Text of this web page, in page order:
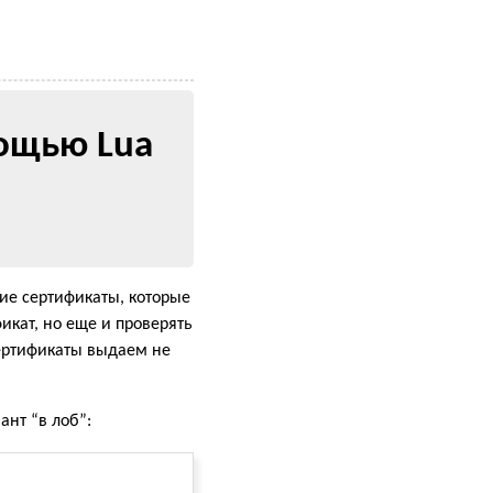
Lua
сертификаты, которые
но еще и проверять
выдаем не
“в лоб”: